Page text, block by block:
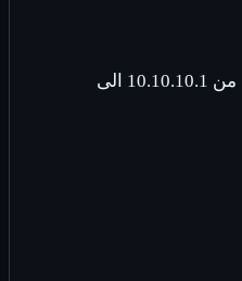
مثال لو اردنا فحص الايبيات من 10.10.10.1 الى